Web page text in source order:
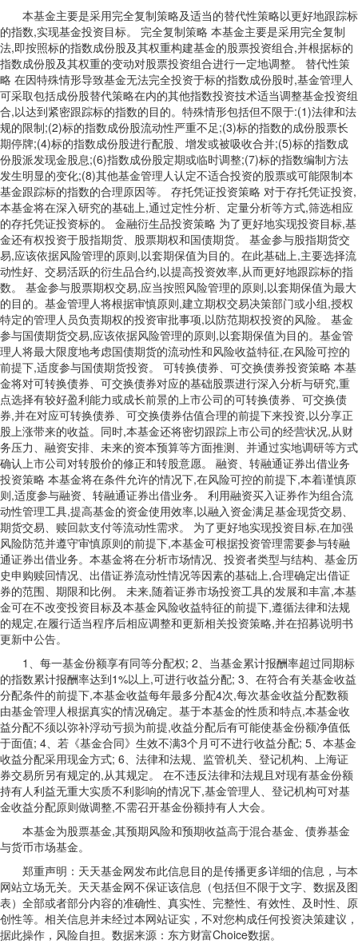
本基金主要是采用完全复制策略及适当的替代性策略以更好地跟踪标
的指数,实现基金投资目标。 完全复制策略 本基金主要是采用完全复制
法,即按照标的指数成份股及其权重构建基金的股票投资组合,并根据标的
指数成份股及其权重的变动对股票投资组合进行一定地调整。 替代性策
略 在因特殊情形导致基金无法完全投资于标的指数成份股时,基金管理人
可采取包括成份股替代策略在内的其他指数投资技术适当调整基金投资组
合,以达到紧密跟踪标的指数的目的。特殊情形包括但不限于:(1)法律和法
规的限制;(2)标的指数成份股流动性严重不足;(3)标的指数的成份股票长
期停牌;(4)标的指数成份股进行配股、增发或被吸收合并;(5)标的指数成
份股派发现金股息;(6)指数成份股定期或临时调整;(7)标的指数编制方法
发生明显的变化;(8)其他基金管理人认定不适合投资的股票或可能限制本
基金跟踪标的指数的合理原因等。 存托凭证投资策略 对于存托凭证投资,
本基金将在深入研究的基础上,通过定性分析、定量分析等方式,筛选相应
的存托凭证投资标的。 金融衍生品投资策略 为了更好地实现投资目标,基
金还有权投资于股指期货、股票期权和国债期货。 基金参与股指期货交
易,应该依据风险管理的原则,以套期保值为目的。在此基础上,主要选择流
动性好、交易活跃的衍生品合约,以提高投资效率,从而更好地跟踪标的指
数。 基金参与股票期权交易,应当按照风险管理的原则,以套期保值为最大
的目的。基金管理人将根据审慎原则,建立期权交易决策部门或小组,授权
特定的管理人员负责期权的投资审批事项,以防范期权投资的风险。 基金
参与国债期货交易,应该依据风险管理的原则,以套期保值为目的。基金管
理人将最大限度地考虑国债期货的流动性和风险收益特征,在风险可控的
前提下,适度参与国债期货投资。 可转换债券、可交换债券投资策略 本基
金将对可转换债券、可交换债券对应的基础股票进行深入分析与研究,重
点选择有较好盈利能力或成长前景的上市公司的可转换债券、可交换债
券,并在对应可转换债券、可交换债券估值合理的前提下来投资,以分享正
股上涨带来的收益。同时,本基金还将密切跟踪上市公司的经营状况,从财
务压力、融资安排、未来的资本预算等方面推测、并通过实地调研等方式
确认上市公司对转股价的修正和转股意愿。 融资、转融通证券出借业务
投资策略 本基金将在条件允许的情况下,在风险可控的前提下,本着谨慎原
则,适度参与融资、转融通证券出借业务。 利用融资买入证券作为组合流
动性管理工具,提高基金的资金使用效率,以融入资金满足基金现货交易、
期货交易、赎回款支付等流动性需求。 为了更好地实现投资目标,在加强
风险防范并遵守审慎原则的前提下,本基金可根据投资管理需要参与转融
通证券出借业务。本基金将在分析市场情况、投资者类型与结构、基金历
史申购赎回情况、出借证券流动性情况等因素的基础上,合理确定出借证
券的范围、期限和比例。 未来,随着证券市场投资工具的发展和丰富,本基
金可在不改变投资目标及本基金风险收益特征的前提下,遵循法律和法规
的规定,在履行适当程序后相应调整和更新相关投资策略,并在招募说明书
更新中公告。
1、每一基金份额享有同等分配权; 2、当基金累计报酬率超过同期标
的指数累计报酬率达到1%以上,可进行收益分配; 3、在符合有关基金收益
分配条件的前提下,本基金收益每年最多分配4次,每次基金收益分配数额
由基金管理人根据真实的情况确定。基于本基金的性质和特点,本基金收
益分配不须以弥补浮动亏损为前提,收益分配后有可能使基金份额净值低
于面值; 4、若《基金合同》生效不满3个月可不进行收益分配; 5、本基金
收益分配采用现金方式; 6、法律和法规、监管机关、登记机构、上海证
券交易所另有规定的,从其规定。 在不违反法律和法规且对现有基金份额
持有人利益无重大实质不利影响的情况下,基金管理人、登记机构可对基
金收益分配原则做调整,不需召开基金份额持有人大会。
本基金为股票基金,其预期风险和预期收益高于混合基金、债券基金
与货币市场基金。
郑重声明：天天基金网发布此信息目的是传播更多详细的信息，与本
网站立场无关。天天基金网不保证该信息（包括但不限于文字、数据及图
表）全部或者部分内容的准确性、真实性、完整性、有效性、及时性、原
创性等。相关信息并未经过本网站证实，不对您构成任何投资决策建议，
据此操作，风险自担。数据来源：东方财富Choice数据。